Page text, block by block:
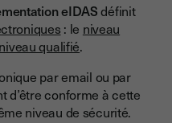
eIDASdéfinit
: le niveau
qualifié.
par email ou par
d’être conforme à cette
niveau de sécurité.